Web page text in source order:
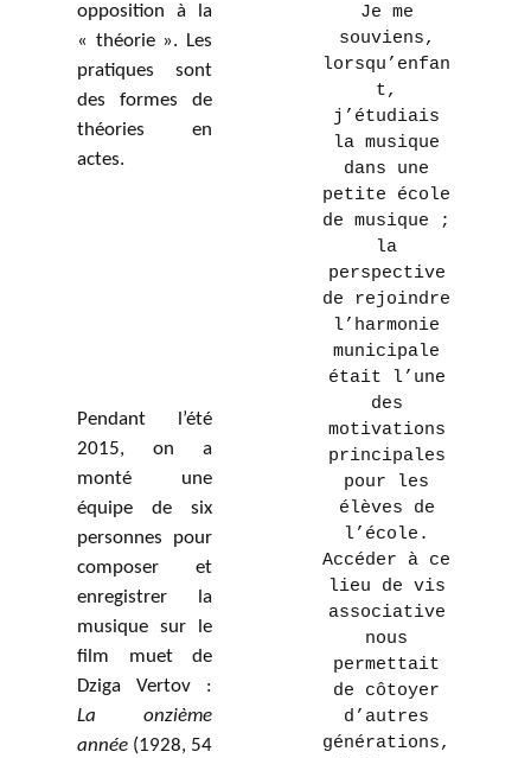
opposition à la
« théorie ». Les
pratiques sont
des formes de
théories en
actes.
Pendant l’été
2015, on a
monté une
équipe de six
personnes pour
composer et
enregistrer la
musique sur le
film muet de
Dziga Vertov :
La onzième
année (1928, 54
Je me
souviens,
lorsqu’enfan
t,
j’étudiais
la musique
dans une
petite école
de musique ;
la
perspective
de rejoindre
l’harmonie
municipale
était l’une
des
motivations
principales
pour les
élèves de
l’école.
Accéder à ce
lieu de vis
associative
nous
permettait
de côtoyer
d’autres
générations,